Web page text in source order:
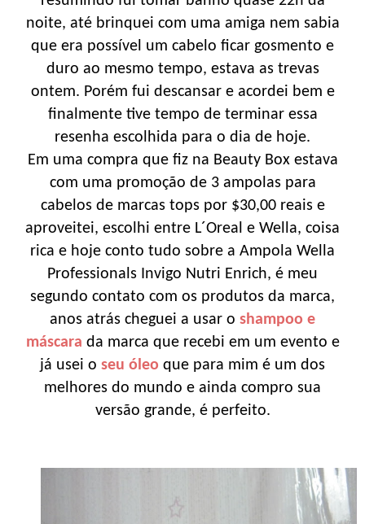
noite, até brinquei com uma amiga nem sabia
que era possível um cabelo ficar gosmento e
duro ao mesmo tempo, estava as trevas
ontem. Porém fui descansar e acordei bem e
finalmente tive tempo de terminar essa
resenha escolhida para o dia de hoje.
Em uma compra que fiz na Beauty Box estava
com uma promoção de 3 ampolas para
cabelos de marcas tops por $30,00 reais e
aproveitei, escolhi entre L´Oreal e Wella, coisa
rica e hoje conto tudo sobre a Ampola Wella
Professionals Invigo Nutri Enrich, é meu
segundo contato com os produtos da marca,
anos atrás cheguei a usar o shampoo e
máscara da marca que recebi em um evento e
já usei o seu óleo que para mim é um dos
melhores do mundo e ainda compro sua
versão grande, é perfeito.